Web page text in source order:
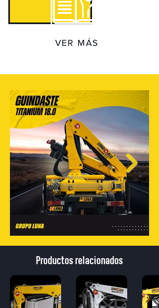
VER MÁS
Productos relacionados